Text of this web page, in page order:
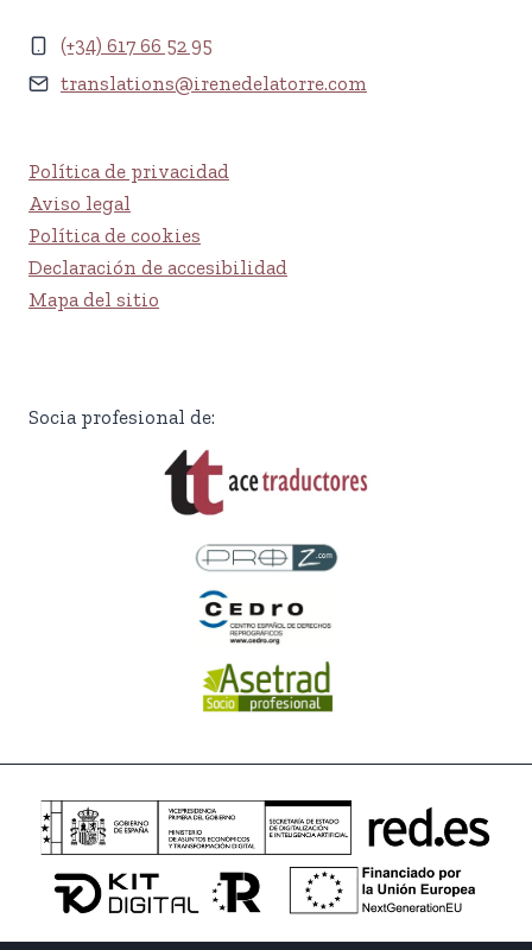
(+34) 617 66 52 95
translations@irenedelatorre.com
Política de privacidad
Aviso legal
Política de cookies
Declaración de accesibilidad
Mapa del sitio
Socia profesional de: